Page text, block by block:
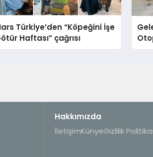
Türkiye’den “Köpeğini İşe
Haftası” çağrısı
Hakkımızda
İletişimKünyeGizlilik